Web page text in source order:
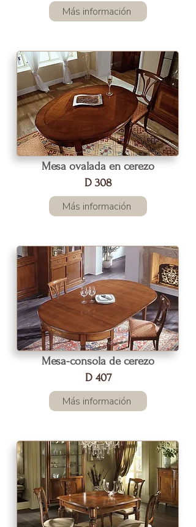
Más información
Mesa ovalada en cerezo
D 308
Más información
Mesa-consola de cerezo
D 407
Más información